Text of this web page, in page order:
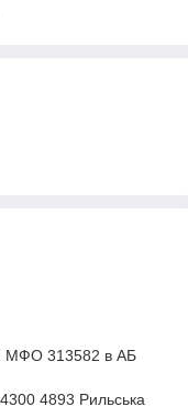
МФО 313582 в АБ
4893 Рильська